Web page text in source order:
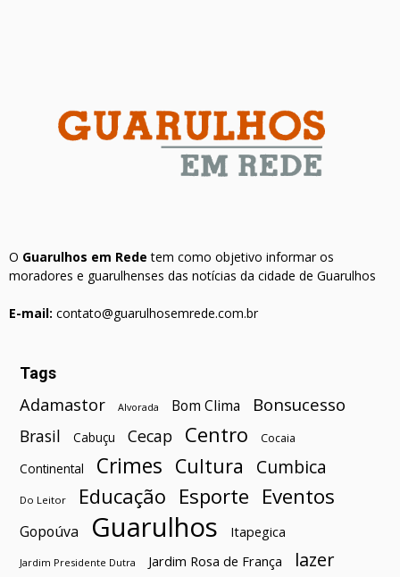
O Guarulhos em Rede tem como objetivo informar os
moradores e guarulhenses das notícias da cidade de Guarulhos
E-mail: contato@guarulhosemrede.com.br
Tags
Adamastor Alvorada Bom Clima Bonsucesso
Brasil Cabuçu Cecap Centro Cocaia
Continental Crimes Cultura Cumbica
Do Leitor Educação Esporte Eventos
Gopoúva Guarulhos Itapegica
Jardim Presidente Dutra Jardim Rosa de França
lazer